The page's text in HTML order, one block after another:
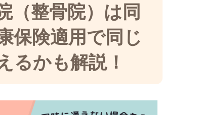
（整骨院）は同
保険適用で同じ
るかも解説！